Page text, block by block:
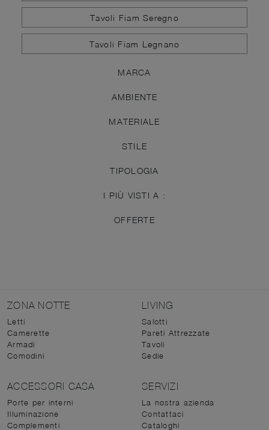
Tavoli Fiam Seregno
Tavoli Fiam Legnano
MARCA
AMBIENTE
MATERIALE
STILE
TIPOLOGIA
I PIÙ VISTI A :
OFFERTE
ZONA NOTTE
Letti
Camerette
Armadi
Comodini
LIVING
Salotti
Pareti Attrezzate
Tavoli
Sedie
ACCESSORI CASA
Porte per interni
Illuminazione
Complementi
SERVIZI
La nostra azienda
Contattaci
Cataloghi